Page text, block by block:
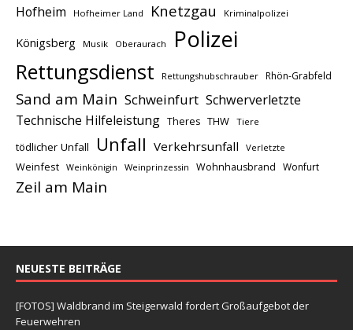
Hofheim Hofheimer Land Knetzgau Kriminalpolizei
Königsberg Musik Oberaurach Polizei
Rettungsdienst Rettungshubschrauber Rhön-Grabfeld
Sand am Main Schweinfurt Schwerverletzte
Technische Hilfeleistung Theres THW Tiere
tödlicher Unfall Unfall Verkehrsunfall Verletzte
Weinfest Weinkönigin Weinprinzessin Wohnhausbrand Wonfurt
Zeil am Main
NEUESTE BEITRÄGE
[FOTOS] Waldbrand im Steigerwald fordert Großaufgebot der
Feuerwehren